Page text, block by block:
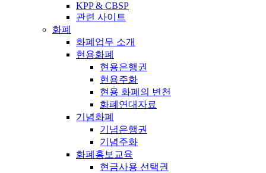
KPP & CBSP
관련 사이트
화폐
화폐업무 소개
현용화폐
현용은행권
현용주화
현용 화폐의 변천
화폐연대자료
기념화폐
기념은행권
기념주화
화폐홍보교육
현금사용 선택권